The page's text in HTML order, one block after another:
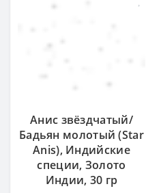
Анис звёздчатый/
Бадьян молотый (Star
Anis), Индийские
специи, Золото
Индии, 30 гр